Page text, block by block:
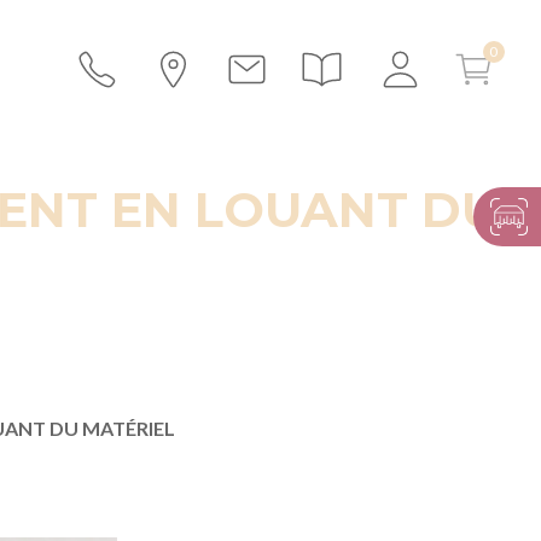
EN LOUANT DU
DU MATÉRIEL